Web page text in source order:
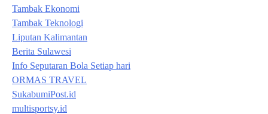
Tambak Ekonomi
Tambak Teknologi
Liputan Kalimantan
Berita Sulawesi
Info Seputaran Bola Setiap hari
ORMAS TRAVEL
SukabumiPost.id
multisportsy.id